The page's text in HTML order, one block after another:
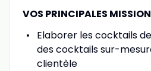
VOS PRINCIPALES
Elaborer les cocktails
des cocktails sur-
clientèle